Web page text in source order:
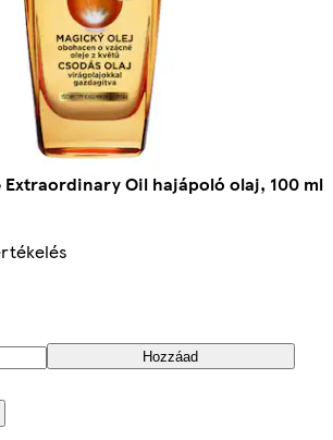
Extraordinary Oil hajápoló olaj, 100 ml
Hozzáad